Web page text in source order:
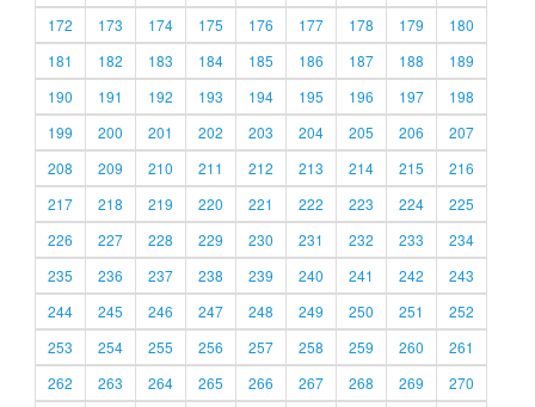
172
173 174 175 176 177 178 179
180
181
182 183 184 185 186 187 188
189
190
191 192 193 194 195 196 197
198
199
200 201 202 203 204 205 206
207
208
209 210 211 212 213 214 215
216
217
218 219 220 221 222 223 224
225
226
227 228 229 230 231 232 233
234
235
236 237 238 239 240 241 242
243
244
245 246 247 248 249 250 251
252
253
254 255 256 257 258 259 260
261
262
263 264 265 266 267 268 269
270